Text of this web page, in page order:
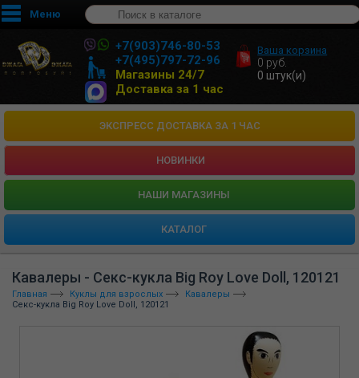
Меню
+7(903)746-80-53
+7(495)797-72-96
Магазины 24/7
Доставка за 1 час
Ваша корзина
0 руб.
0 штук(и)
ЭКСПРЕСС ДОСТАВКА ЗА 1 ЧАС
НОВИНКИ
HАШИ МАГАЗИНЫ
КАТАЛОГ
Кавалеры - Секс-кукла Big Roy Love Doll, 120121
Главная Куклы для взрослых
Кавалеры
Секс-кукла Big Roy Love Doll, 120121